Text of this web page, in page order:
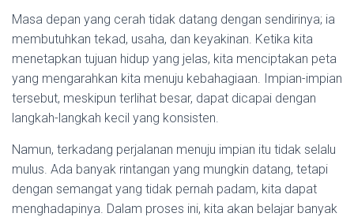
Masa depan yang cerah tidak datang dengan sendirinya; ia
membutuhkan tekad, usaha, dan keyakinan. Ketika kita
menetapkan tujuan hidup yang jelas, kita menciptakan peta
yang mengarahkan kita menuju kebahagiaan. Impian-impian
tersebut, meskipun terlihat besar, dapat dicapai dengan
langkah-langkah kecil yang konsisten.
Namun, terkadang perjalanan menuju impian itu tidak selalu
mulus. Ada banyak rintangan yang mungkin datang, tetapi
dengan semangat yang tidak pernah padam, kita dapat
menghadapinya. Dalam proses ini, kita akan belajar banyak